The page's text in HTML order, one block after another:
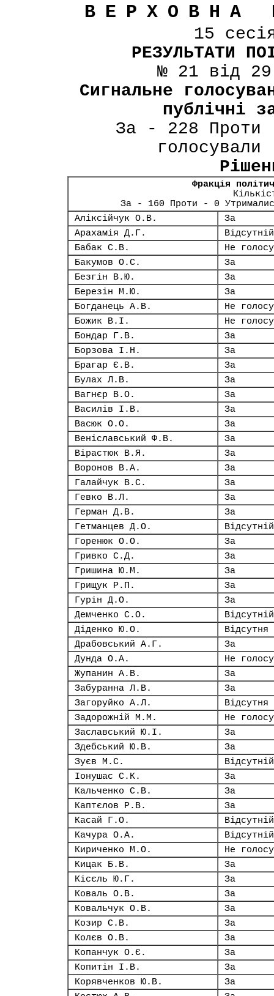
ВЕРХОВНА
15
РЕЗУЛЬТАТИ
№ 21 від
Сигнальне
публічні
За - 228 Проти
Фракція
За - 160 Проти - 0
Аліксійчук О.В.
За
Арахамія Д.Г.
Відсутній
Бабак С.В.
Не
Бакумов О.С.
За
Безгін В.Ю.
За
Березін М.Ю.
За
Богданець А.В.
Не
Божик В.І.
Не
Бондар Г.В.
За
Борзова І.Н.
За
Брагар Є.В.
За
Булах Л.В.
За
Вагнєр В.О.
За
Василів І.В.
За
Васюк О.О.
За
Веніславський Ф.В.
За
Вірастюк В.Я.
За
Воронов В.А.
За
Галайчук В.С.
За
Гевко В.Л.
За
Герман Д.В.
За
Гетманцев Д.О.
Відсутній
Горенюк О.О.
За
Гривко С.Д.
За
Гришина Ю.М.
За
Грищук Р.П.
За
Гурін Д.О.
За
Демченко С.О.
Відсутній
Діденко Ю.О.
Відсутня
Драбовський А.Г.
За
Дунда О.А.
Не
Жупанин А.В.
За
Забуранна Л.В.
За
Загоруйко А.Л.
Відсутня
Задорожній М.М.
Не
Заславський Ю.І.
За
Здебський Ю.В.
За
Зуєв М.С.
Відсутній
Іонушас С.К.
За
Кальченко С.В.
За
Каптєлов Р.В.
За
Касай Г.О.
Відсутній
Качура О.А.
Відсутній
Кириченко М.О.
Не
Кицак Б.В.
За
Кісєль Ю.Г.
За
Коваль О.В.
За
Ковальчук О.В.
За
Козир С.В.
За
Колєв О.В.
За
Копанчук О.Є.
За
Копитін І.В.
За
Корявченков Ю.В.
За